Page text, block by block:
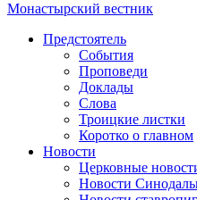
Монастырский вестник
Предстоятель
События
Проповеди
Доклады
Слова
Троицкие листки
Коротко о главном
Новости
Церковные
Новости